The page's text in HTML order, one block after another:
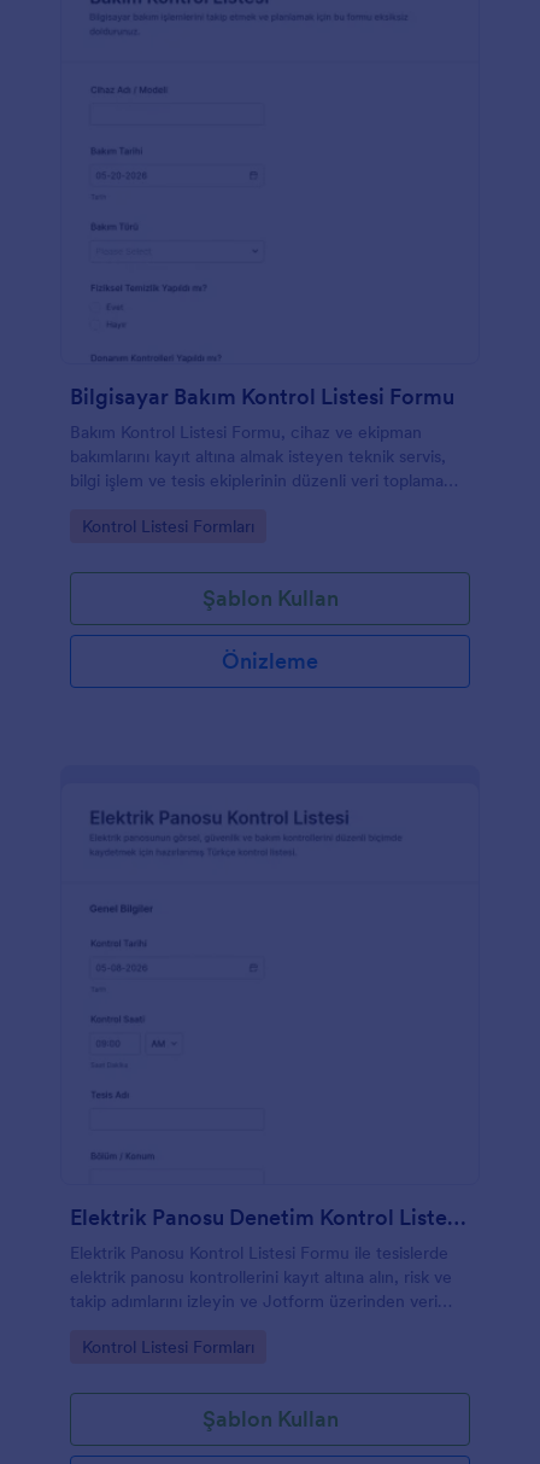
Bilgisayar Bakım Kontrol Listesi Formu
Bakım Kontrol Listesi Formu, cihaz ve ekipman
bakımlarını kayıt altına almak isteyen teknik servis,
bilgi işlem ve tesis ekiplerinin düzenli veri toplama
Go to Category:
Kontrol Listesi Formları
Şablon Kullan
Önizleme
Elektrik Panosu Denetim Kontrol Listesi Formu
Elektrik Panosu Kontrol Listesi Formu ile tesislerde
elektrik panosu kontrollerini kayıt altına alın, risk ve
takip adımlarını izleyin ve Jotform üzerinden veri
Go to Category:
Kontrol Listesi Formları
Şablon Kullan